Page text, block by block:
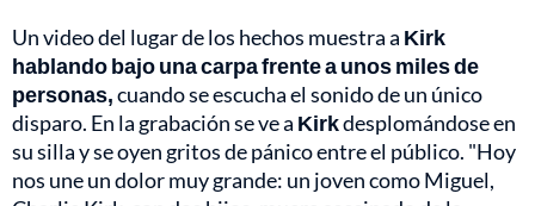
Un video del lugar de los hechos muestra a Kirk
hablando bajo una carpa frente a unos miles de
personas,cuando se escucha el sonido de un único
disparo. En la grabación se ve a Kirkdesplomándose en
su silla y se oyen gritos de pánico entre el público. "Hoy
nos une un dolor muy grande: un joven como Miguel,